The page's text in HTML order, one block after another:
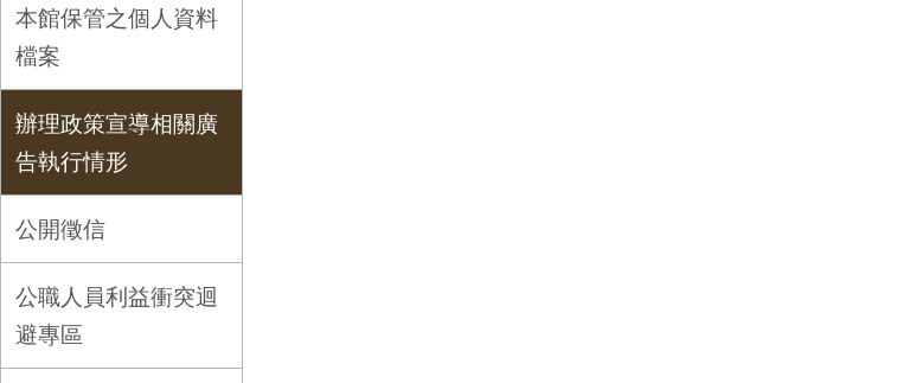
本館保管之個人資料
檔案
辦理政策宣導相關廣
告執行情形
公開徵信
公職人員利益衝突迴
避專區